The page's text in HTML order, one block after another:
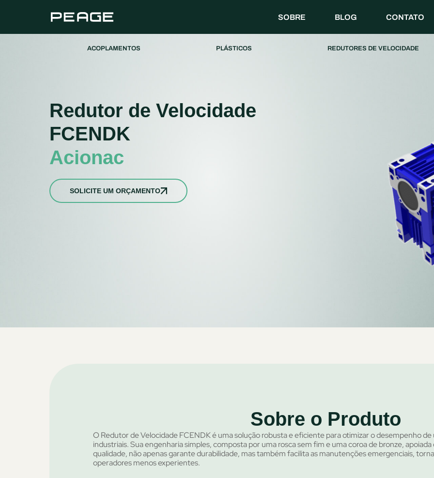
SOBRE BLOG CONTATO
ACOPLAMENTOS PLÁSTICOS REDUTORES DE VELOCIDADE
Redutor de Velocidade
FCENDK
Acionac
SOLICITE UM ORÇAMENTO
Sobre o Produto
O Redutor de Velocidade FCENDK é uma solução robusta e eficiente para otimizar o desempenho
industriais. Sua engenharia simples, composta por uma rosca sem fim e uma coroa de bronze,
qualidade, não apenas garante durabilidade, mas também facilita as manutenções emergenciais,
operadores menos experientes.